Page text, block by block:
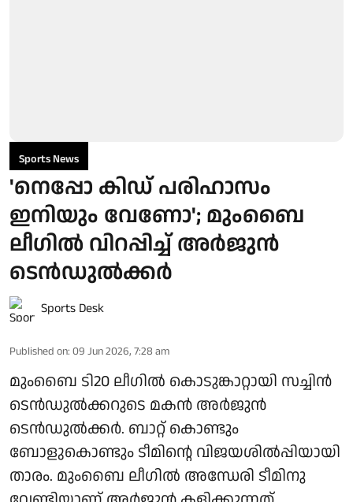
Sports News
'നെപ്പോ കിഡ് പരിഹാസം
ഇനിയും വേണോ'; മുംബൈ
ലീഗിൽ വിറപ്പിച്ച് അർജുൻ
ടെൻഡുൽക്കർ
Sports Desk
Published on: 09 Jun 2026, 7:28 am
മുംബൈ ടി20 ലീഗിൽ കൊടുങ്കാറ്റായി സച്ചിൻ
ടെൻഡുൽക്കറുടെ മകൻ അർജുൻ
ടെൻഡുൽക്കർ. ബാറ്റ് കൊണ്ടും
ബോളുകൊണ്ടും ടീമിന്റെ വിജയശിൽപ്പിയായി
താരം. മുംബൈ ലീഗിൽ അന്ധേരി ടീമിനു